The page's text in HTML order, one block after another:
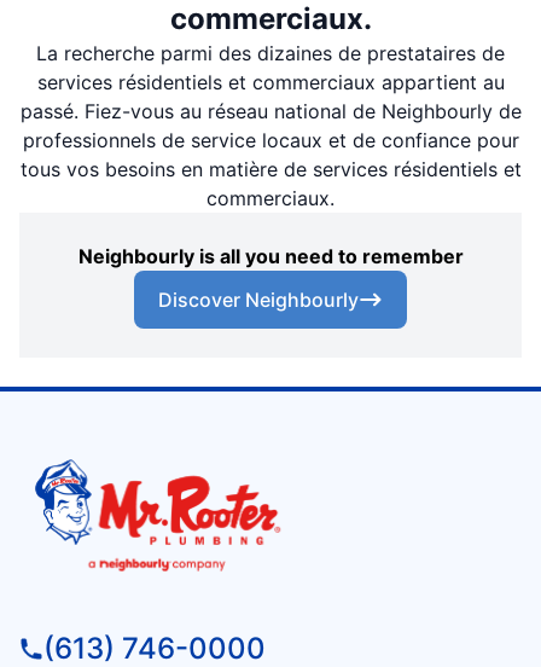
commerciaux.
La recherche parmi des dizaines de prestataires de
services résidentiels et commerciaux appartient au
passé. Fiez-vous au réseau national de Neighbourly de
professionnels de service locaux et de confiance pour
tous vos besoins en matière de services résidentiels et
commerciaux.
Neighbourly is all you need to remember
Discover Neighbourly
(613) 746-0000